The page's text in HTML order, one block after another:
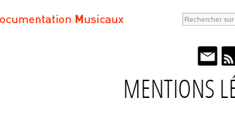
MENTIONS